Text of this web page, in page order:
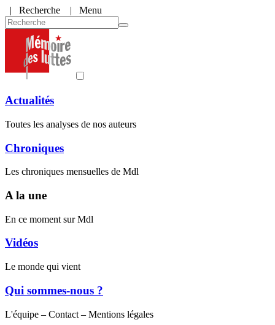
| Recherche | Menu
Actualités
Toutes les analyses de nos auteurs
Chroniques
Les chroniques mensuelles de Mdl
A la une
En ce moment sur Mdl
Vidéos
Le monde qui vient
Qui sommes-nous ?
L'équipe – Contact – Mentions légales